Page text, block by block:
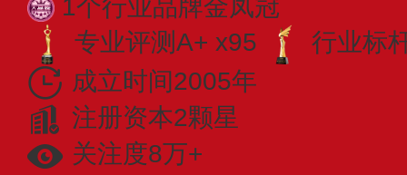
1个行业品牌金凤冠
专业评测A+ x95
行业标
成立时间2005年
注册资本2颗星
关注度8万+